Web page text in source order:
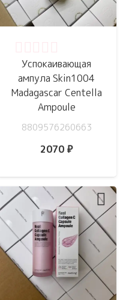
Успокаивающая
ампула Skin1004
Madagascar Centella
Ampoule
8809576260663
2070 ₽